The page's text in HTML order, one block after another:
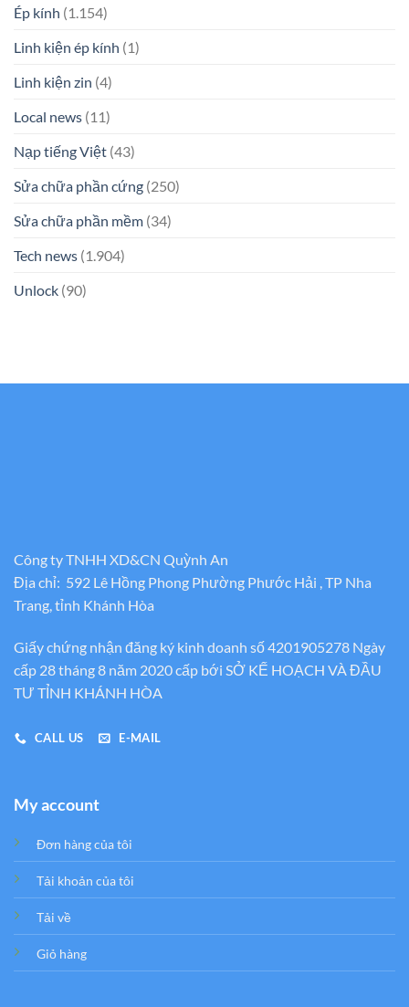
Ép kính (1.154)
Linh kiện ép kính (1)
Linh kiện zin (4)
Local news (11)
Nạp tiếng Việt (43)
Sửa chữa phần cứng (250)
Sửa chữa phần mềm (34)
Tech news (1.904)
Unlock (90)
Công ty TNHH XD&CN Quỳnh An
Địa chỉ: 592 Lê Hồng Phong Phường Phước Hải , TP Nha
Trang, tỉnh Khánh Hòa
Giấy chứng nhận đăng ký kinh doanh số 4201905278 Ngày
cấp 28 tháng 8 năm 2020 cấp bới SỞ KẾ HOẠCH VÀ ĐẦU
TƯ TỈNH KHÁNH HÒA
CALL US E-MAIL
My account
Đơn hàng của tôi
Tải khoản của tôi
Tải về
Giỏ hàng